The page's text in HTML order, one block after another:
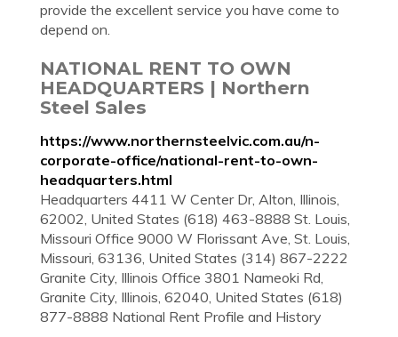
provide the excellent service you have come to
depend on.
NATIONAL RENT TO OWN
HEADQUARTERS | Northern
Steel Sales
https://www.northernsteelvic.com.au/n-
corporate-office/national-rent-to-own-
headquarters.html
Headquarters 4411 W Center Dr, Alton, Illinois,
62002, United States (618) 463-8888 St. Louis,
Missouri Office 9000 W Florissant Ave, St. Louis,
Missouri, 63136, United States (314) 867-2222
Granite City, Illinois Office 3801 Nameoki Rd,
Granite City, Illinois, 62040, United States (618)
877-8888 National Rent Profile and History